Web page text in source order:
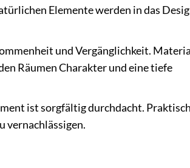
Elemente werden in das
und Vergänglichkeit.
Räumen Charakter und eine tiefe
ist sorgfältig durchdacht.
vernachlässigen.